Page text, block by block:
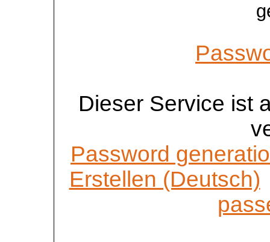
Dieser Service ist
Password
Erstellen (Deutsch)